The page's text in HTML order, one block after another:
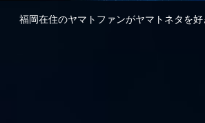
福岡在住のヤマトファンがヤマトネタを